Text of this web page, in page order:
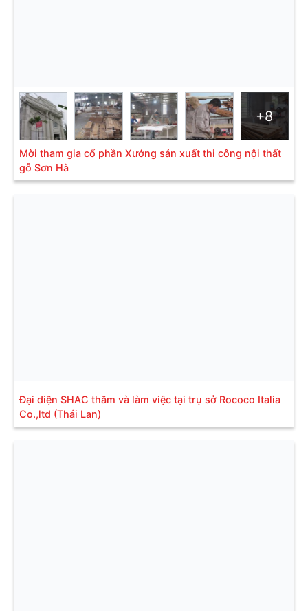
+8
Mời tham gia cổ phần Xưởng sản xuất thi công nội thất
gỗ Sơn Hà
Đại diện SHAC thăm và làm việc tại trụ sở Rococo Italia
Co.,ltd (Thái Lan)